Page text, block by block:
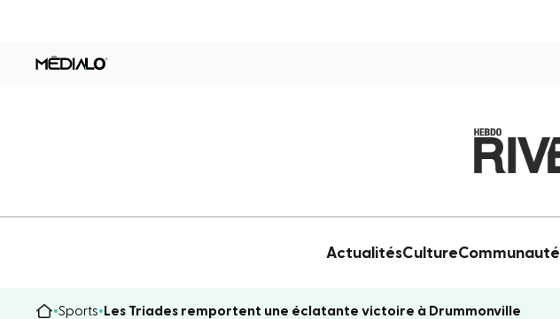
ActualitésCultureCommunauté
Sports Les Triades remportent une éclatante victoire à Drummonville